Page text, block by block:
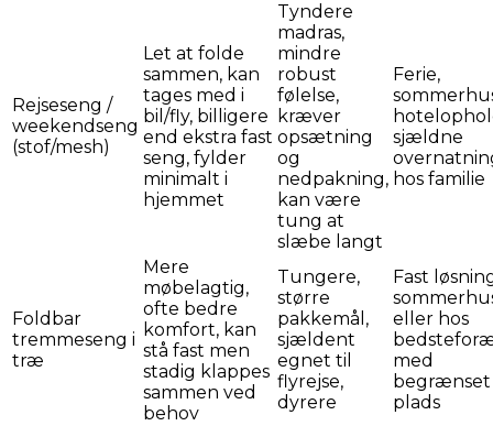
Rejseseng /
weekendseng
(stof/mesh)
Let at folde
sammen, kan
tages med i
bil/fly, billigere
end ekstra fast
seng, fylder
minimalt i
hjemmet
Tyndere
madras,
mindre
robust
følelse,
kræver
opsætning
og
nedpakning,
kan være
tung at
slæbe langt
Ferie,
sjældne
hos familie
Foldbar
tremmeseng i
træ
Mere
møbelagtig,
ofte bedre
komfort, kan
stå fast men
stadig klappes
sammen ved
behov
Tungere,
større
pakkemål,
sjældent
egnet til
flyrejse,
dyrere
Fast
eller hos
med
begrænset
plads